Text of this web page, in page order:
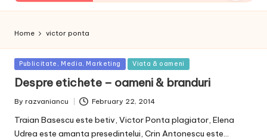
Home victor ponta
Posted
Publicitate, Media, Marketing Viata & oameni
Despre etichete – oameni & branduri
Posted
By razvaniancu February 22, 2014
Traian Basescu este betiv, Victor Ponta plagiator, Elena
Udrea este amanta presedintelui, Crin Antonescu este…